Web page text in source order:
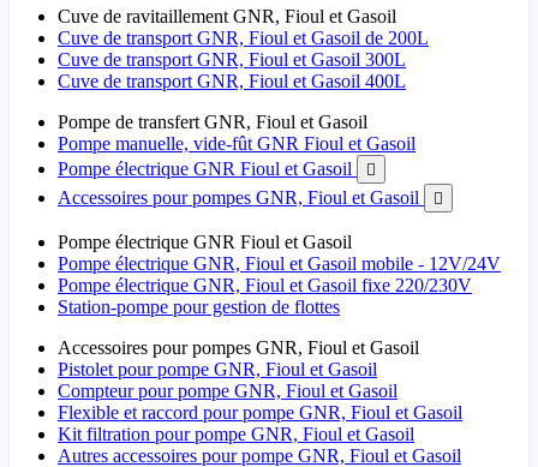
Cuve de ravitaillement GNR, Fioul et Gasoil
Cuve de transport GNR, Fioul et Gasoil de 200L
Cuve de transport GNR, Fioul et Gasoil 300L
Cuve de transport GNR, Fioul et Gasoil 400L
Pompe de transfert GNR, Fioul et Gasoil
Pompe manuelle, vide-fût GNR Fioul et Gasoil
Pompe électrique GNR Fioul et Gasoil

Accessoires pour pompes GNR, Fioul et Gasoil 
Pompe électrique GNR Fioul et Gasoil
Pompe électrique GNR, Fioul et Gasoil mobile - 12V/24V
Pompe électrique GNR, Fioul et Gasoil fixe 220/230V
Station-pompe pour gestion de flottes
Accessoires pour pompes GNR, Fioul et Gasoil
Pistolet pour pompe GNR, Fioul et Gasoil
Compteur pour pompe GNR, Fioul et Gasoil
Flexible et raccord pour pompe GNR, Fioul et Gasoil
Kit filtration pour pompe GNR, Fioul et Gasoil
Autres accessoires pour pompe GNR, Fioul et Gasoil